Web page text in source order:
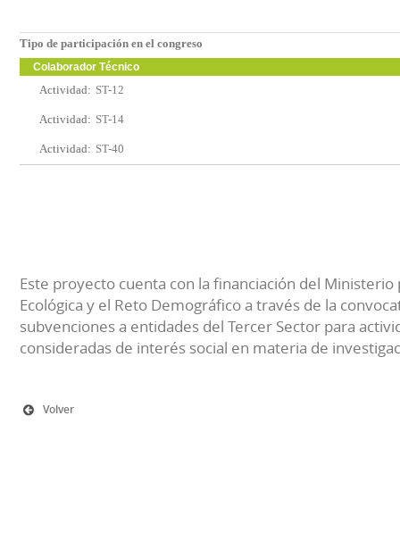
Tipo de participación en el congreso
Colaborador Técnico
Actividad: ST-12
Actividad: ST-14
Actividad: ST-40
Este proyecto cuenta con la financiación del Ministerio
Ecológica y el Reto Demográfico a través de la
subvenciones a entidades del Tercer Sector para
consideradas de interés social en materia de
Volver